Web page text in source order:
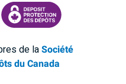
DÉPÔTS DU CANADA
CDIC PROTECTING YOUR
de laSociété
du Canada